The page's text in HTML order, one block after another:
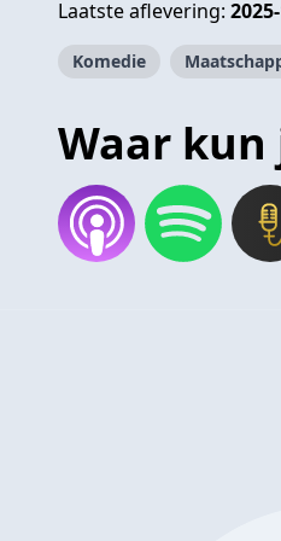
Laatste aflevering:
Komedie
Waar